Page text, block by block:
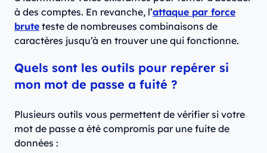
à des comptes. En revanche, l’attaque par force
brute teste de nombreuses combinaisons de
caractères jusqu’à en trouver une qui fonctionne.
Quels sont les outils pour repérer si
mon mot de passe a fuité ?
Plusieurs outils vous permettent de vérifier si votre
mot de passe a été compromis par une fuite de
données :